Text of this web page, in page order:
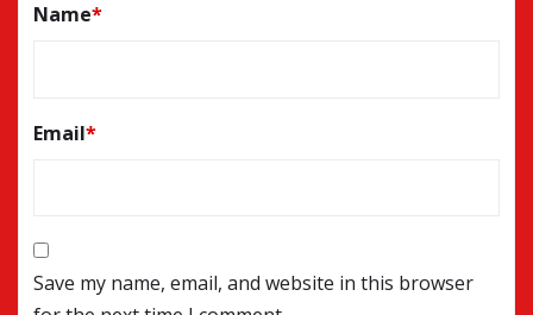
Name*
Email*
Save my name, email, and website in this browser